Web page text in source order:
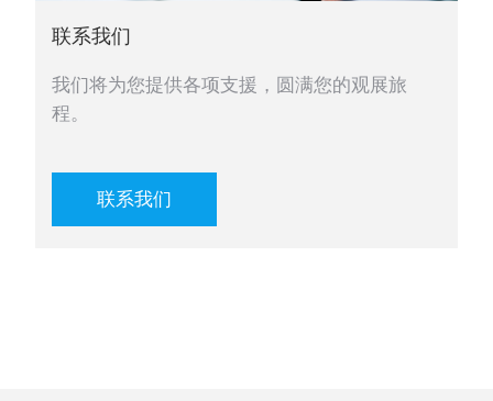
联系我们
我们将为您提供各项支援，圆满您的观展旅
程。
联系我们